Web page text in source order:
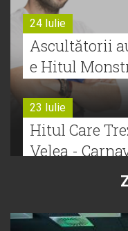
24 Iulie
Ascultătorii
e Hitul
23 Iulie
Hitul Care
Velea -
Bătălie